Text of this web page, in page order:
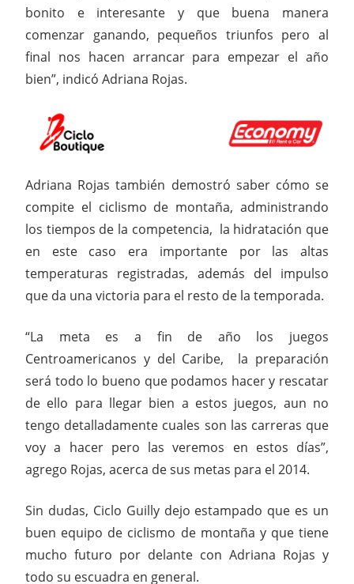
bonito e interesante y que buena manera
comenzar ganando, pequeños triunfos pero al
final nos hacen arrancar para empezar el año
bien”, indicó Adriana Rojas.
Adriana Rojas también demostró saber cómo se
compite el ciclismo de montaña, administrando
los tiempos de la competencia, la hidratación que
en este caso era importante por las altas
temperaturas registradas, además del impulso
que da una victoria para el resto de la temporada.
“La meta es a fin de año los juegos
Centroamericanos y del Caribe, la preparación
será todo lo bueno que podamos hacer y rescatar
de ello para llegar bien a estos juegos, aun no
tengo detalladamente cuales son las carreras que
voy a hacer pero las veremos en estos días”,
agrego Rojas, acerca de sus metas para el 2014.
Sin dudas, Ciclo Guilly dejo estampado que es un
buen equipo de ciclismo de montaña y que tiene
mucho futuro por delante con Adriana Rojas y
todo su escuadra en general.